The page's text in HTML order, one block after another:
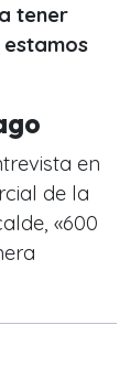
tener
en
de la
«600